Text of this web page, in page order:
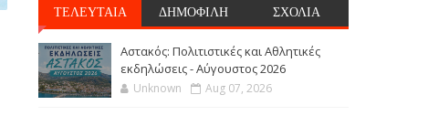
ΤΕΛΕΥΤΑΙΑ ΔΗΜΟΦΙΛΗ ΣΧΟΛΙΑ
Αστακός: Πολιτιστικές και Αθλητικές
εκδηλώσεις - Αύγουστος 2026
Unknown Aug 07, 2026